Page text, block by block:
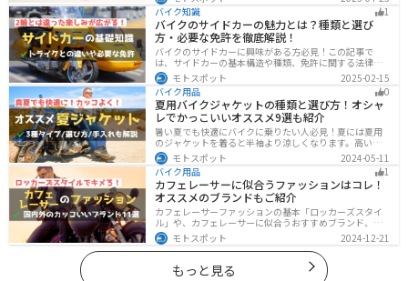
と対策をしておきましょう。この記事では、すぐできる
バイクの盗難対策オススメグッズを紹介します。
バイク知識
1
バイクのサイドカーの魅力とは？種類と選び
方・必要な免許を徹底解説！
バイクのサイドカーに興味がある方必見！この記事で
は、サイドカーの基本構造や種類、免許に関する法律、
メンテナンス方法を解説しています。実は、サイドカー
は法律上、二輪車として扱われるため、排気量に応じた
二輪免許が必要です。この記事を読めば、サイドカーの
正しい楽しみ方がわかります。
モトスポット
2025-02-15
バイク用品
0
夏用バイクジャケットの種類と選び方！オシャ
レでかっこいいオススメ9選も紹介
暑い夏でも快適にバイクに乗りたい人必見！夏には夏用
のジャケットを着ると半袖より涼しくなります。高い透
湿性のフルメッシュ素材やハーフメッシュはもちろん、
デザイン性に優れたテキスタイルジャケットもあるの
で、カッコよくバイクに乗りたい人でも使える装備があ
ります。
モトスポット
2024-05-11
バイク用品
1
カフェレーサーに似合うファッションはコレ！
オススメのブランドもご紹介
カフェレーサーファッションの基本「ロッカーズスタイ
ル」や、カフェレーサーに似合うおすすめブランド、定
番アイテムを詳しく紹介。個性を引き立てるコーデのコ
ツや季節に合ったアイテム選び、愛車とのマッチング方
法も解説します。
モトスポット 2024-12-21
もっと見る